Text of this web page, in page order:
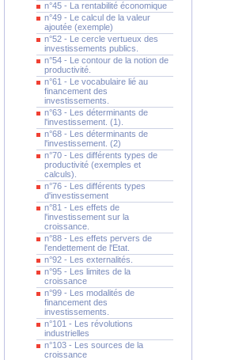
n°45 - La rentabilité économique
n°49 - Le calcul de la valeur
ajoutée (exemple)
n°52 - Le cercle vertueux des
investissements publics.
n°54 - Le contour de la notion de
productivité.
n°61 - Le vocabulaire lié au
financement des
investissements.
n°63 - Les déterminants de
l'investissement. (1).
n°68 - Les déterminants de
l'investissement. (2)
n°70 - Les différents types de
productivité (exemples et
calculs).
n°76 - Les différents types
d'investissement
n°81 - Les effets de
l'investissement sur la
croissance.
n°88 - Les effets pervers de
l'endettement de l'Etat.
n°92 - Les externalités.
n°95 - Les limites de la
croissance
n°99 - Les modalités de
financement des
investissements.
n°101 - Les révolutions
industrielles
n°103 - Les sources de la
croissance